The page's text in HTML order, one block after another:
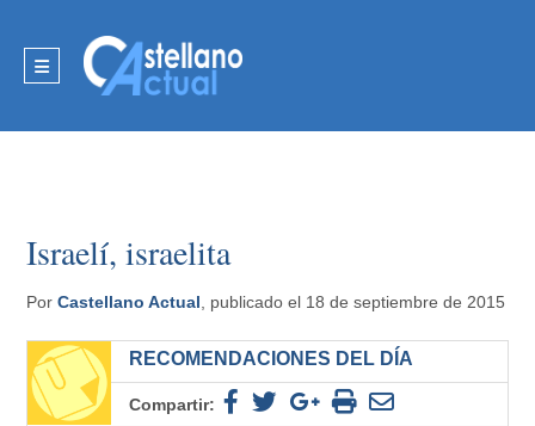
Israelí, israelita
PorCastellano Actual , publicado el 18 de septiembre de 2015
RECOMENDACIONES DEL DÍA
Compartir: